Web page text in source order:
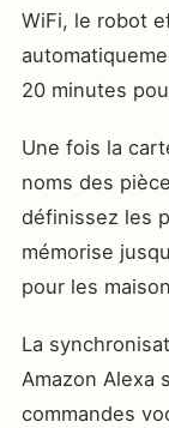
WiFi, le robot
20 minutes
Une fois la
noms des
définissez les
mémorise
pour les
La
Amazon Alexa
commandes